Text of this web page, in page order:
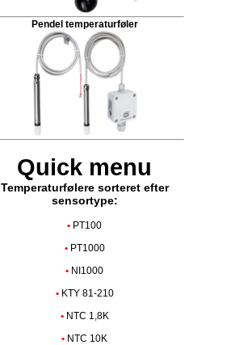
Pendel temperaturføler
Quick menu
Temperaturfølere sorteret efter
sensortype:
• PT100
• PT1000
• NI1000
• KTY 81-210
• NTC 1,8K
• NTC 10K